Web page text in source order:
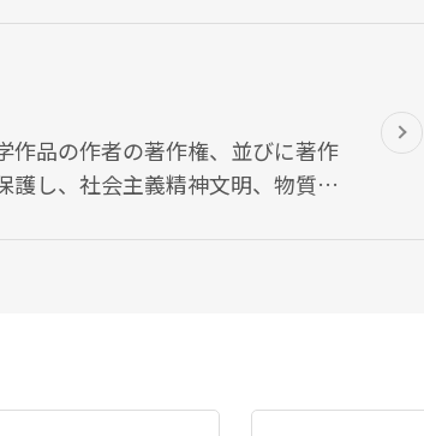
作品の作者の著作権、並びに著作
護し、社会主義精神文明、物質文
展及び繁栄を促進します。